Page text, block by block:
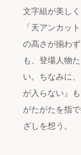
文字組が美し
「天アンカッ
の高さが揃わ
も、登場人物
い。ちなみに
が入らない』
がたがたを指
ざしを想う。